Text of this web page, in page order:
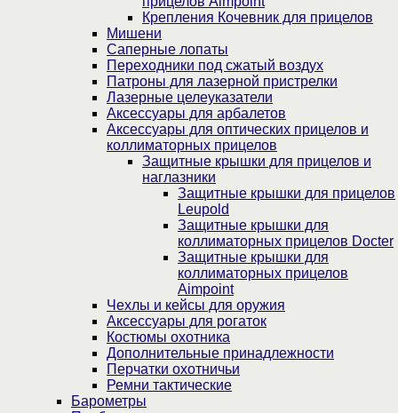
Крепления Кочевник для прицелов
Мишени
Саперные лопаты
Переходники под сжатый воздух
Патроны для лазерной пристрелки
Лазерные целеуказатели
Аксессуары для арбалетов
Аксессуары для оптических прицелов и
коллиматорных прицелов
Защитные крышки для прицелов и
наглазники
Защитные крышки для прицелов
Leupold
Защитные крышки для
коллиматорных прицелов Docter
Защитные крышки для
коллиматорных прицелов
Aimpoint
Чехлы и кейсы для оружия
Аксессуары для рогаток
Костюмы охотника
Дополнительные принадлежности
Перчатки охотничьи
Ремни тактические
Барометры